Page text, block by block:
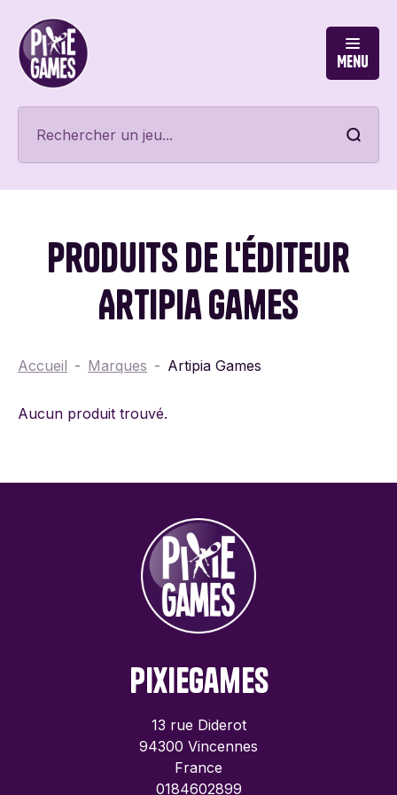
Menu
Produits de l'éditeur
Artipia Games
Accueil Marques Artipia Games
Aucun produit trouvé.
PixieGames
13 rue Diderot
94300 Vincennes
France
0184602899